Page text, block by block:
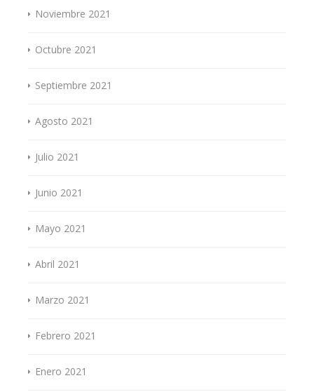
Noviembre 2021
Octubre 2021
Septiembre 2021
Agosto 2021
Julio 2021
Junio 2021
Mayo 2021
Abril 2021
Marzo 2021
Febrero 2021
Enero 2021